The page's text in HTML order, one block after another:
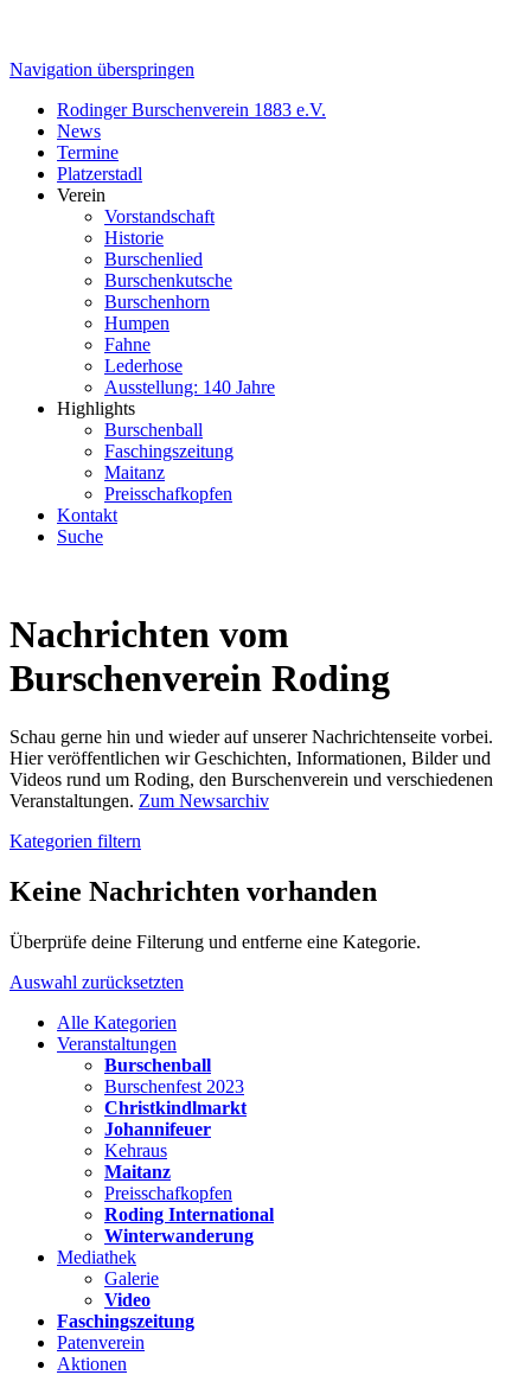
Navigation überspringen
Rodinger Burschenverein 1883 e.V.
News
Termine
Platzerstadl
Verein
Vorstandschaft
Historie
Burschenlied
Burschenkutsche
Burschenhorn
Humpen
Fahne
Lederhose
Ausstellung: 140 Jahre
Highlights
Burschenball
Faschingszeitung
Maitanz
Preisschafkopfen
Kontakt
Suche
Nachrichten vom
Burschenverein Roding
Schau gerne hin und wieder auf unserer Nachrichtenseite vorbei.
Hier veröffentlichen wir Geschichten, Informationen, Bilder und
Videos rund um Roding, den Burschenverein und verschiedenen
Veranstaltungen. Zum Newsarchiv
Kategorien filtern
Keine Nachrichten vorhanden
Überprüfe deine Filterung und entferne eine Kategorie.
Auswahl zurücksetzten
Alle Kategorien
Veranstaltungen
Burschenball
Burschenfest 2023
Christkindlmarkt
Johannifeuer
Kehraus
Maitanz
Preisschafkopfen
Roding International
Winterwanderung
Mediathek
Galerie
Video
Faschingszeitung
Patenverein
Aktionen